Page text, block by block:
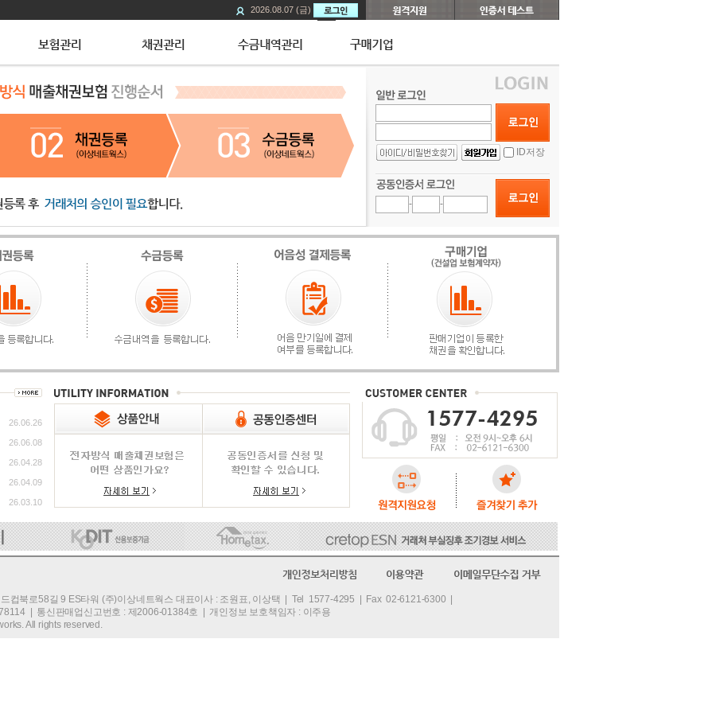
2026.08.07 (금)
ID저장
- -
26.06.26
26.06.08
26.04.28
26.04.09
26.03.10
컵북로58길 9 ES타워 (주)이상네트웍스 대표이사 : 조원표, 이상택 | Tel 1577-4295 | Fax 02-6121-6300 |
| 통신판매업신고번호 : 제2006-01384호 | 개인정보 보호책임자 : 이주용
All rights reserved.